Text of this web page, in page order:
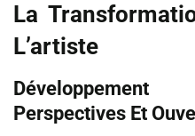
La
L’artiste
Perspectives Et